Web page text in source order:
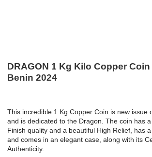
DRAGON 1 Kg Kilo Copper
Benin 2024
This incredible 1 Kg Copper Coin is new issue
and is dedicated to the Dragon. The coin has
Finish quality and a beautiful High Relief, has
and comes in an elegant case, along with its
Authenticity.